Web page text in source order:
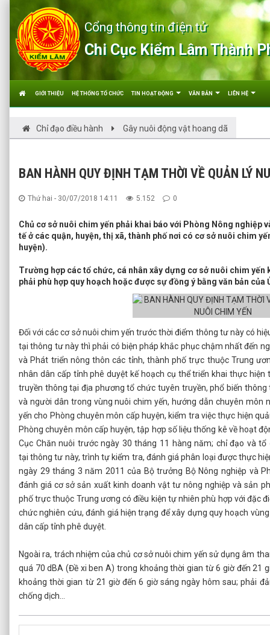
Cổng thông tin điện tử
Chi Cục Kiểm Lâm Thành
GIỚI THIỆU HỆ THỐNG TỔ CHỨC TIN HOẠT ĐỘNG VĂN BẢN LIÊN HỆ
Chỉ đạo điều hành Gây nuôi động vật hoang dã
BAN HÀNH QUY ĐỊNH TẠM THỜI VỀ QUẢN LÝ
Thứ hai - 30/07/2018 14:11 5.152 0
Chủ cơ sở nuôi chim yến phải khai báo với Phòng Nông nghiệp
tế ở các quận, huyện, thị xã, thành phố nơi có cơ sở nuôi chim
huyện).
Trường hợp các tổ chức, cá nhân xây dựng cơ sở nuôi chim
phải phù hợp quy hoạch hoặc được sự đồng ý bằng văn bản của
Đối với các cơ sở nuôi chim yến trước thời điểm thông tư này có
tại thông tư này thì phải có biện pháp khắc phục chậm nhất đến
và Phát triển nông thôn các tỉnh, thành phố trực thuộc Trung
nhân dân cấp tỉnh phê duyệt kế hoạch cụ thể triển khai thực
truyền thông tại địa phương tổ chức tuyên truyền, phổ biến
và người dân trong vùng nuôi chim yến, hướng dẫn chuyên môn
yến cho Phòng chuyên môn cấp huyện, kiểm tra việc thực hiện
Phòng chuyên môn cấp huyện, tập hợp số liệu thống kê về hoạt
Cục Chăn nuôi trước ngày 30 tháng 11 hàng năm; chỉ đạo và
tại thông tư này, trình tự kiểm tra, đánh giá phân loại được thực
ngày 29 tháng 3 năm 2011 của Bộ trưởng Bộ Nông nghiệp và
đánh giá cơ sở sản xuất kinh doanh vật tư nông nghiệp và sản
phố trực thuộc Trung ương có điều kiện tự nhiên phù hợp với đặc
chức nghiên cứu, đánh giá hiện trạng để xây dựng quy hoạch
dân cấp tỉnh phê duyệt.
Ngoài ra, trách nhiệm của chủ cơ sở nuôi chim yến sử dụng âm
quá 70 dBA (Đề xi ben A) trong khoảng thời gian từ 6 giờ đến 21
khoảng thời gian từ 21 giờ đến 6 giờ sáng ngày hôm sau; phải
chống dịch…